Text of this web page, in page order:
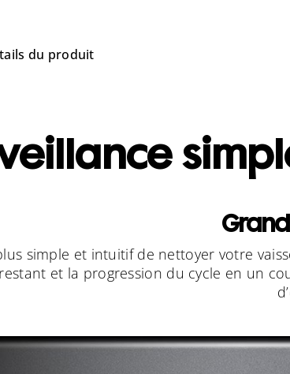
du produit
simple et intuitif de nettoyer votre
et la progression du cycle en un